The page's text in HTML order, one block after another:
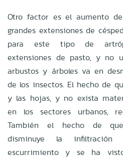
Otro factor es el aumento
grandes extensiones de
para este tipo de
extensiones de pasto, y no
arbustos y árboles va en
de los insectos. El hecho de
y las hojas, y no exista
en los sectores urbanos,
También el hecho de
disminuye la
escurrimiento y se ha